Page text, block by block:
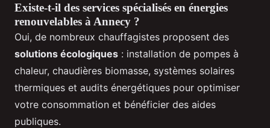
Existe-t-il des services spécialisés en énergies
renouvelables à Annecy ?
Oui, de nombreux chauffagistes proposent des
solutions écologiques : installation de pompes à
chaleur, chaudières biomasse, systèmes solaires
thermiques et audits énergétiques pour optimiser
votre consommation et bénéficier des aides
publiques.